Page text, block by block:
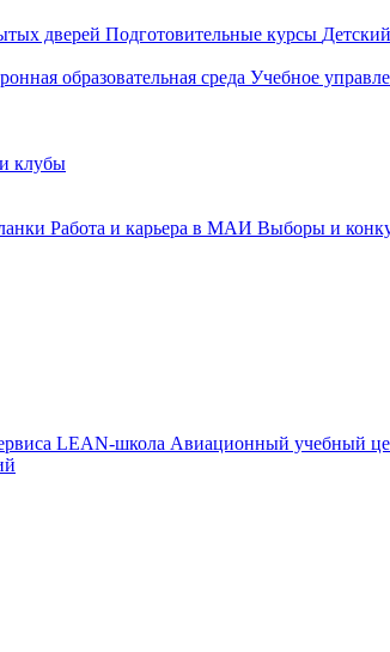
дверей Подготовительные курсы
образовательная среда Учебное
клубы
Работа и карьера в МАИ Выборы и
LEAN-школа Авиационный учебный